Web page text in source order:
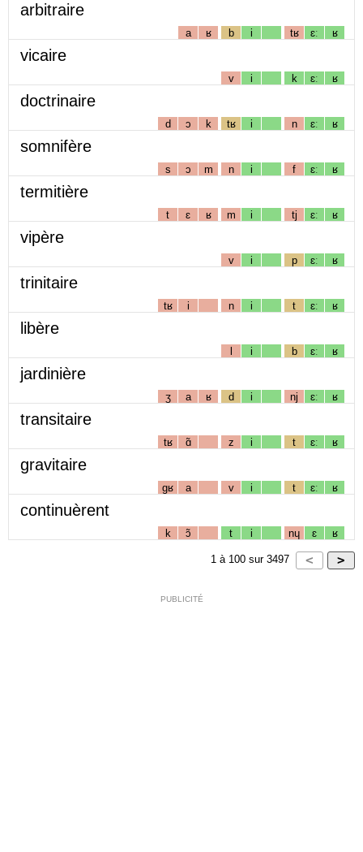
arbitraire
a ʁ b i tʁ ɛː ʁ
vicaire
v i k ɛː ʁ
doctrinaire
d ɔ k tʁ i n ɛː ʁ
somnifère
s ɔ m n i f ɛː ʁ
termitière
t ɛ ʁ m i tj ɛː ʁ
vipère
v i p ɛː ʁ
trinitaire
tʁ i n i t ɛː ʁ
libère
l i b ɛː ʁ
jardinière
ʒ a ʁ d i nj ɛː ʁ
transitaire
tʁ ɑ̃ z i t ɛː ʁ
gravitaire
gʁ a v i t ɛː ʁ
continuèrent
k ɔ̃ t i nɥ ɛ ʁ
1 à 100 sur 3497
PUBLICITÉ